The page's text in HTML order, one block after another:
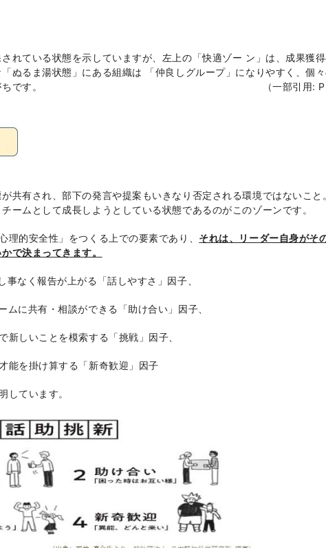
れている状態を示していますが、左上の「快適ゾー ン」は、成果獲
ぬるま湯状態」にある組織は 「仲良しグループ」になりやすく、個
流れてしまいがちです。 （一部引用:
共有され、部下の発言や提案もいきなり否定される環境ではないこと
ームとして成長しようとしている状態であるのがこのゾーンです。
理的安全性」をつくる上での要素であり、 それは、リーダー自身がそ
で決まってきます。
事なく報告が上がる「話しやすさ」因子、
ムに共有・相談ができる「助け合い」因子、
新しいことを模索する「挑戦」因子、
能を掛け算する「新奇歓迎」因子
しています。